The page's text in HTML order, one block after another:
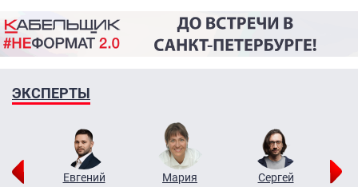
ЭКСПЕРТЫ
Евгений
Мария
Сергей